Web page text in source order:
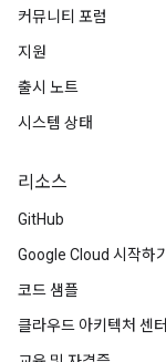
커뮤니티 포럼
지원
출시 노트
시스템 상태
리소스
GitHub
Google Cloud 시작하기
코드 샘플
클라우드 아키텍처 센터